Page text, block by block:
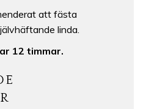
att fästa
linda.
12 timmar.